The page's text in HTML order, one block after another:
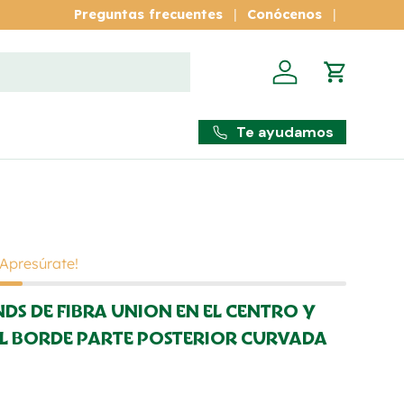
Bienvenido a nuestra Tienda. Conocer más
Preguntas frecuentes Conócenos
Iniciar sesión
Carrito
Te ayudamos
DE FIBRA UNION EN EL CENTRO Y
BORDE PARTE POSTERIOR CURVADA